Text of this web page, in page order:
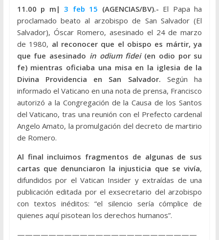
11.00 p m|3 feb 15 (AGENCIAS/BV).- El Papa ha
proclamado beato al arzobispo de San Salvador (El
Salvador), Óscar Romero, asesinado el 24 de marzo
de 1980, al reconocer que el obispo es mártir, ya
que fue asesinado in odium fidei(en odio por su
fe) mientras oficiaba una misa en la iglesia de la
Divina Providencia en San Salvador. Según ha
informado el Vaticano en una nota de prensa, Francisco
autorizó a la Congregación de la Causa de los Santos
del Vaticano, tras una reunión con el Prefecto cardenal
Angelo Amato, la promulgación del decreto de martirio
de Romero.
Al final incluimos fragmentos de algunas de sus
cartas que denunciaron la injusticia que se vivía,
difundidos por el Vatican Insider y extraídas de una
publicación editada por el exsecretario del arzobispo
con textos inéditos: “el silencio sería cómplice de
quienes aquí pisotean los derechos humanos”.
———————————————————————